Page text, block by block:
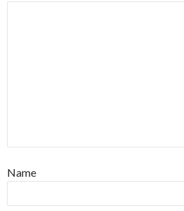
Name